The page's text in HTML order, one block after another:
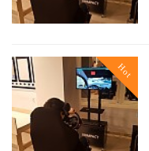
Hot